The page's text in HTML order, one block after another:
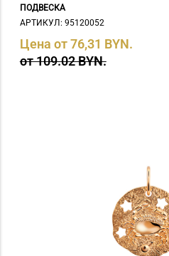
ПОДВЕСКА
АРТИКУЛ: 95120052
Цена от 76,31 BYN.
от 109.02 BYN.